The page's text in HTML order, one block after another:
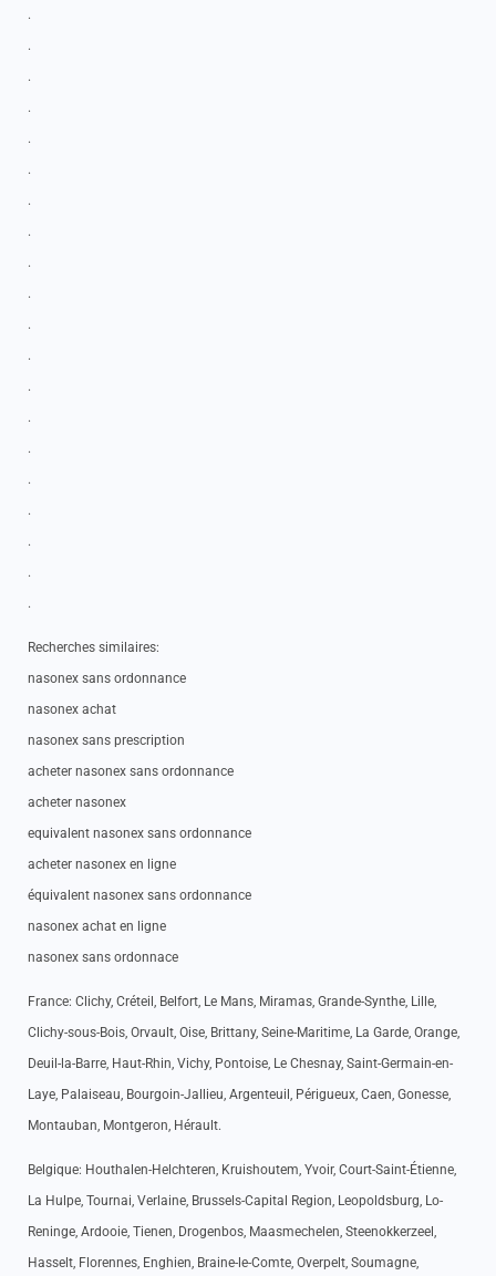
.
.
.
.
.
.
.
.
.
.
.
.
.
.
.
.
.
.
.
.
Recherches similaires:
nasonex sans ordonnance
nasonex achat
nasonex sans prescription
acheter nasonex sans ordonnance
acheter nasonex
equivalent nasonex sans ordonnance
acheter nasonex en ligne
équivalent nasonex sans ordonnance
nasonex achat en ligne
nasonex sans ordonnace
France: Clichy, Créteil, Belfort, Le Mans, Miramas, Grande-Synthe, Lille,
Clichy-sous-Bois, Orvault, Oise, Brittany, Seine-Maritime, La Garde, Orange,
Deuil-la-Barre, Haut-Rhin, Vichy, Pontoise, Le Chesnay, Saint-Germain-en-
Laye, Palaiseau, Bourgoin-Jallieu, Argenteuil, Périgueux, Caen, Gonesse,
Montauban, Montgeron, Hérault.
Belgique: Houthalen-Helchteren, Kruishoutem, Yvoir, Court-Saint-Étienne,
La Hulpe, Tournai, Verlaine, Brussels-Capital Region, Leopoldsburg, Lo-
Reninge, Ardooie, Tienen, Drogenbos, Maasmechelen, Steenokkerzeel,
Hasselt, Florennes, Enghien, Braine-le-Comte, Overpelt, Soumagne,